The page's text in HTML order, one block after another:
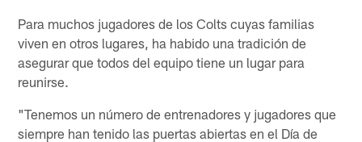
Para muchos jugadores de los Colts cuyas familias
viven en otros lugares, ha habido una tradición de
asegurar que todos del equipo tiene un lugar para
reunirse.
"Tenemos un número de entrenadores y jugadores que
siempre han tenido las puertas abiertas en el Día de